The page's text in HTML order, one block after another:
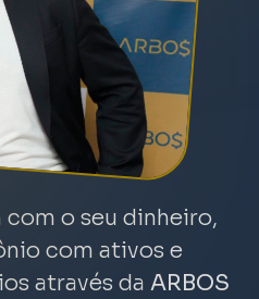
com o seu dinheiro,
com ativos e
através da ARBOS